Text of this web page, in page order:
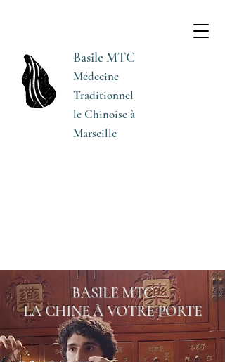
Basile MTC
Médecine
Traditionnel
le Chinoise à
Marseille
BASILE MTC
LA CHINE À VOTRE PORTE